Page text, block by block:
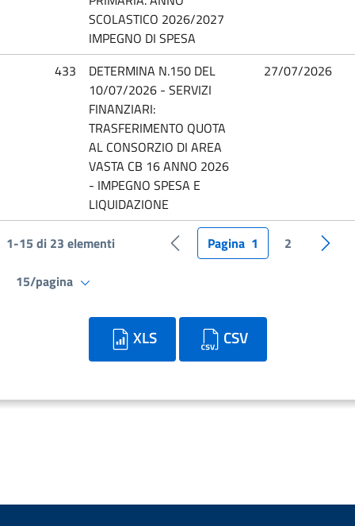
SCOLASTICO 2026/2027
IMPEGNO DI SPESA
433
DETERMINA N.150 DEL
10/07/2026 - SERVIZI
FINANZIARI:
TRASFERIMENTO QUOTA
AL CONSORZIO DI AREA
VASTA CB 16 ANNO 2026
- IMPEGNO SPESA E
LIQUIDAZIONE
27/07/2026
1-15 di 23 elementi Pagina precedente
Pagina 1 2
15/pagina
XLS CSV